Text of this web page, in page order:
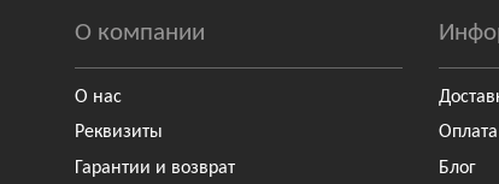
О компании
О нас
Реквизиты
Гарантии и возврат
Оплата
Блог